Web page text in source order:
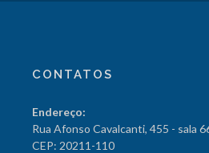
CONTATOS
Endereço:
Rua Afonso Cavalcanti, 455 - sala
CEP: 20211-110